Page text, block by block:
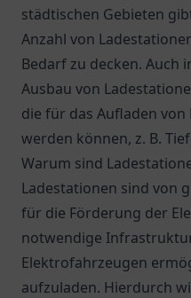
städtischen Gebieten
Anzahl von
Bedarf zu decken. Auch
Ausbau von
die für das Aufladen
werden können, z. B.
Warum sind
Ladestationen sind von
für die Förderung der
notwendige
Elektrofahrzeugen
aufzuladen. Hierdurch